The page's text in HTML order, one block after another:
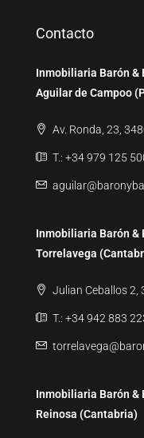
Contacto
Inmobiliaria Barón &
Aguilar de Campoo
Av. Ronda, 23,
T.: +34 979 125
Inmobiliaria Barón &
Torrelavega
Julian Ceballos 2,
T.: +34 942 883
Inmobiliaria Barón &
Reinosa (Cantabria)